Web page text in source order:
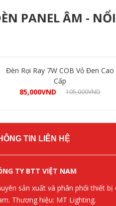
PANEL ÂM - NỔI
Đèn Rọi Ray 7W COB Vỏ Đen Cao
Cấp
85,000VND 105,000VND
TIN LIÊN HỆ
TY BTT VIỆT NAM
sản xuất và phân phối thiết bị
Thương hiệu: MT Lighting.